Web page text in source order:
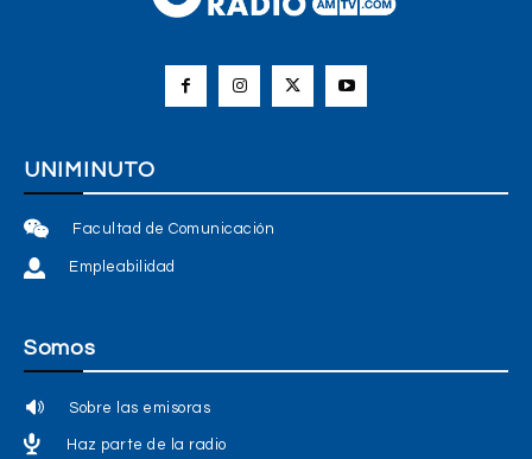
UNIMINUTO
Facultad de Comunicación
Empleabilidad
Somos
Sobre las emisoras
Haz parte de la radio